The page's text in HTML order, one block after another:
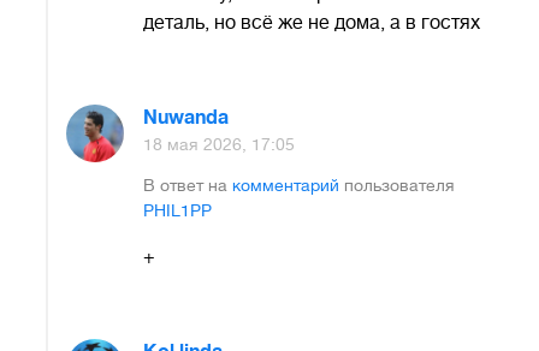
деталь, но всё же не дома, а в гостях
Nuwanda
18 мая 2026, 17:05
В ответ на комментарий пользователя
PHIL1PP
+